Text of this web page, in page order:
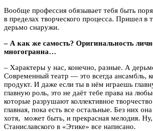
Вообще профессия обязывает тебя быть
в пределах творческого процесса. Пришел в
дерьмо снаружи.
– А как же самость? Оригинальность
многогранна…
– Характеры у нас, конечно, разные. А
Современный театр — это всегда ансамбль,
продукт. И даже если ты в нём играешь
главную роль, это не даёт тебе права на
которые разрушают коллективное
главная, пока есть все остальные. Без них
хотя, может быть, и прекрасная мелодия.
Станиславского в «Этике» все написано.